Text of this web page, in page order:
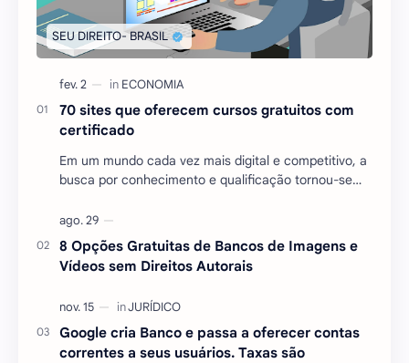
70 sites que oferecem cursos gratuitos com
certificado
Em um mundo cada vez mais digital e competitivo, a
busca por conhecimento e qualificação tornou-se
…
8 Opções Gratuitas de Bancos de Imagens e
Vídeos sem Direitos Autorais
Google cria Banco e passa a oferecer contas
correntes a seus usuários. Taxas são